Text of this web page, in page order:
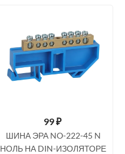
99₽
ШИНА ЭРА NO-222-45 N
НОЛЬ НА DIN-ИЗОЛЯТОРЕ